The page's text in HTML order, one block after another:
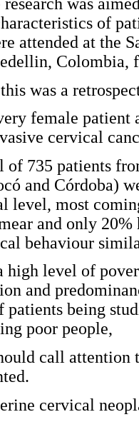
of
attended at the
Colombia,
this was a
female patient
cervical
of 735 patients
and Córdoba)
level, most
and only
behaviour
high level of
and
patients being
poor people,
call attention
cervical